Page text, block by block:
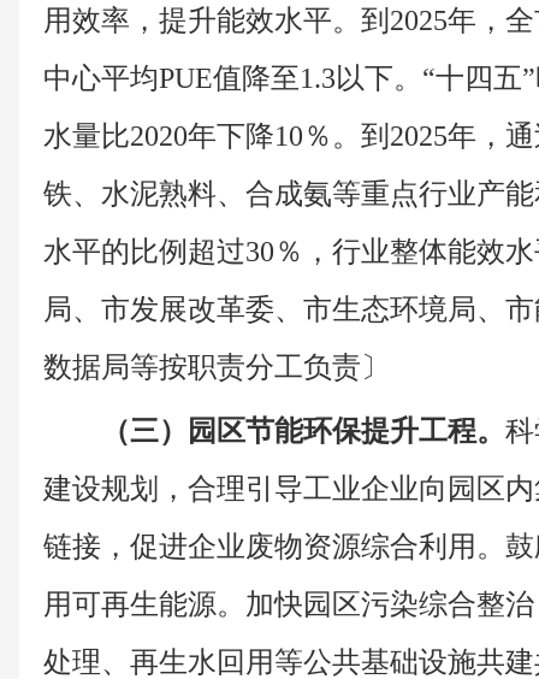
用效率，提升能效水平。到2025年，
中心平均PUE值降至1.3以下。“十四
水量比2020年下降10％。到2025年，
铁、水泥熟料、合成氨等重点行业产
水平的比例超过30％，行业整体能效
局、市发展改革委、市生态环境局、
数据局等按职责分工负责〕
（三）园区节能环保提升工程。
建设规划，合理引导工业企业向园区
链接，促进企业废物资源综合利用。
用可再生能源。加快园区污染综合整
处理、再生水回用等公共基础设施共